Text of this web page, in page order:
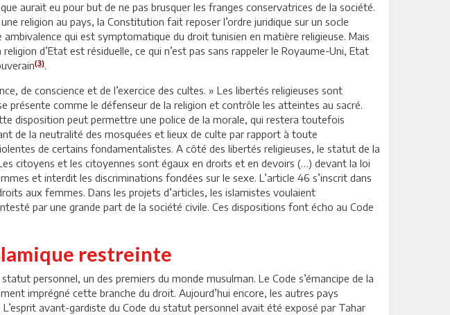
aurait eu pour but de ne pas brusquer les franges conservatrices de la société.
religion au pays, la Constitution fait reposer l’ordre juridique sur un socle
ambivalence qui est symptomatique du droit tunisien en matière religieuse. Mais
d’Etat est résiduelle, ce qui n’est pas sans rappeler le Royaume-Uni, Etat
(3).
de conscience et de l’exercice des cultes. » Les libertés religieuses sont
présente comme le défenseur de la religion et contrôle les atteintes au sacré.
disposition peut permettre une police de la morale, qui restera toutefois
de la neutralité des mosquées et lieux de culte par rapport à toute
de certains fondamentalistes. A côté des libertés religieuses, le statut de la
citoyens et les citoyennes sont égaux en droits et en devoirs (…) devant la loi
et interdit les discriminations fondées sur le sexe. L’article 46 s’inscrit dans
aux femmes. Dans les projets d’articles, les islamistes voulaient
par une grande part de la société civile. Ces dispositions font écho au Code
restreinte
personnel, un des premiers du monde musulman. Le Code s’émancipe de la
imprégné cette branche du droit. Aujourd’hui encore, les autres pays
avant-gardiste du Code du statut personnel avait été exposé par Tahar